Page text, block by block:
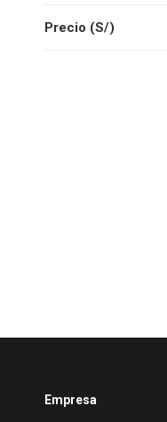
Precio (S/)
Empresa